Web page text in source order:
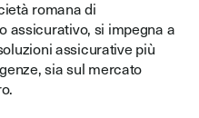
romana di
assicurativo, si impegna a
assicurative più
sia sul mercato